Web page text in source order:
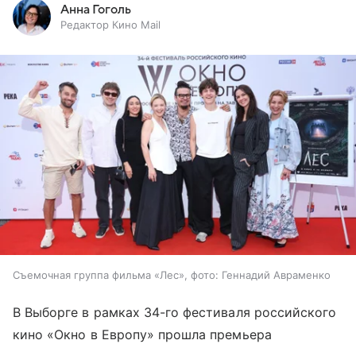
Анна Гоголь
Редактор Кино Mail
Съемочная группа фильма «Лес», фото: Геннадий Авраменко
В Выборге в рамках 34-го фестиваля российского
кино «Окно в Европу» прошла премьера